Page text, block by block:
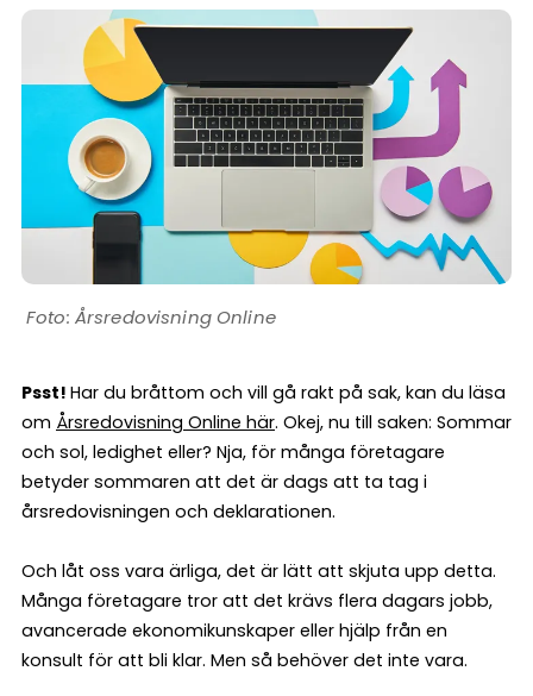
Årsredovisning Online
Psst! Har du bråttom och vill gå rakt på sak, kan du läsa
om Årsredovisning Online här. Okej, nu till saken: Sommar
och sol, ledighet eller? Nja, för många företagare
betyder sommaren att det är dags att ta tag i
årsredovisningen och deklarationen.
Och låt oss vara ärliga, det är lätt att skjuta upp detta.
Många företagare tror att det krävs flera dagars jobb,
avancerade ekonomikunskaper eller hjälp från en
konsult för att bli klar. Men så behöver det inte vara.